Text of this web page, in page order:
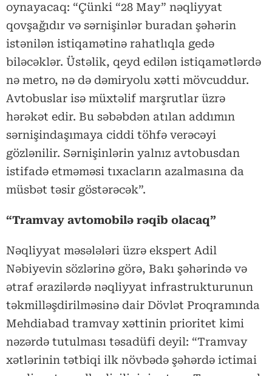
oynayacaq: “Çünki “28 May” nəqliyyat
qovşağıdır və sərnişinlər buradan şəhərin
istənilən istiqamətinə rahatlıqla gedə
biləcəklər. Üstəlik, qeyd edilən istiqamətlərdə
nə metro, nə də dəmiryolu xətti mövcuddur.
Avtobuslar isə müxtəlif marşrutlar üzrə
hərəkət edir. Bu səbəbdən atılan addımın
sərnişindaşımaya ciddi töhfə verəcəyi
gözlənilir. Sərnişinlərin yalnız avtobusdan
istifadə etməməsi tıxacların azalmasına da
müsbət təsir göstərəcək”.
“Tramvay avtomobilə rəqib olacaq”
Nəqliyyat məsələləri üzrə ekspert Adil
Nəbiyevin sözlərinə görə, Bakı şəhərində və
ətraf ərazilərdə nəqliyyat infrastrukturunun
təkmilləşdirilməsinə dair Dövlət Proqramında
Mehdiabad tramvay xəttinin prioritet kimi
nəzərdə tutulması təsadüfi deyil: “Tramvay
xətlərinin tətbiqi ilk növbədə şəhərdə ictimai